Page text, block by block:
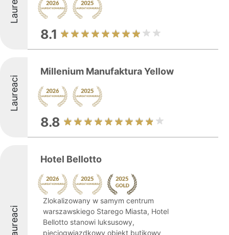
8.1
Laureaci
Millenium Manufaktura Yellow
8.8
Laureaci
Hotel Bellotto
Zlokalizowany w samym centrum
warszawskiego Starego Miasta, Hotel
Bellotto stanowi luksusowy,
pięciogwiazdkowy obiekt butikowy